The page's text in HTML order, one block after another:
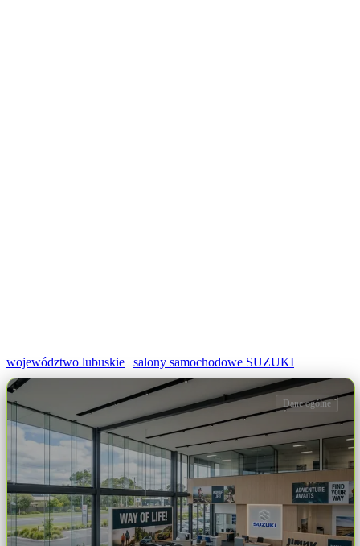
województwo lubuskie | salony samochodowe SUZUKI
Dane ogólne